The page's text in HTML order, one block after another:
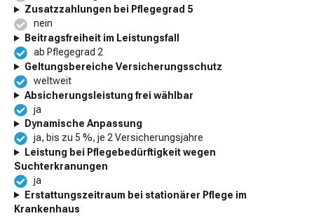
Zusatzzahlungen bei Pflegegrad 5
nein
Beitragsfreiheit im Leistungsfall
ab Pflegegrad 2
Geltungsbereiche Versicherungsschutz
weltweit
Absicherungsleistung frei wählbar
ja
Dynamische Anpassung
ja, bis zu 5 %, je 2 Versicherungsjahre
Leistung bei Pflegebedürftigkeit wegen
Suchterkranungen
ja
Erstattungszeitraum bei stationärer Pflege im
Krankenhaus